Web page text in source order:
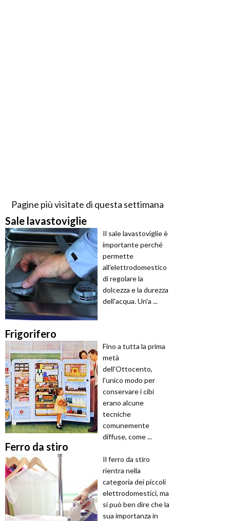
Pagine più visitate di questa settimana
Sale lavastoviglie
Il sale lavastoviglie è
importante perché
permette
all'elettrodomestico
di regolare la
dolcezza e la durezza
dell'acqua. Un'a ...
Frigorifero
Fino a tutta la prima
metà
dell'Ottocento,
l'unico modo per
conservare i cibi
erano alcune
tecniche
comunemente
diffuse, come ...
Ferro da stiro
Il ferro da stiro
rientra nella
categoria dei piccoli
elettrodomestici, ma
si può ben dire che la
sua importanza in